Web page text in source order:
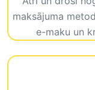
maksājuma
e-maku un